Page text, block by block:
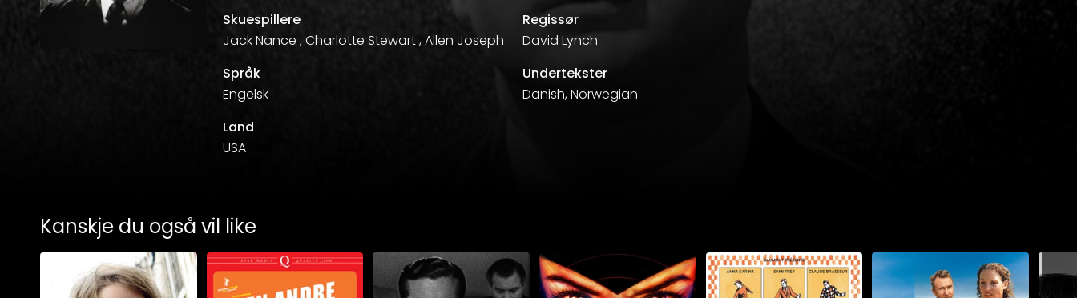
Skuespillere
Jack Nance ,Charlotte Stewart,Allen Joseph
Regissør
David Lynch
Språk
Engelsk
Undertekster
Danish, Norwegian
Land
USA
Kanskje du også vil like